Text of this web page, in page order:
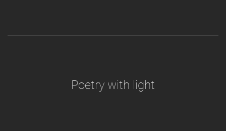
Poetry with light